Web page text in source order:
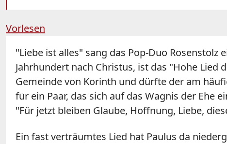
Vorlesen
"Liebe ist alles" sang das Pop-Duo
Jahrhundert nach Christus, ist das "Hohe Lied
Gemeinde von Korinth und dürfte der am
für ein Paar, das sich auf das Wagnis der Ehe
"Für jetzt bleiben Glaube, Hoffnung, Liebe,
Ein fast verträumtes Lied hat Paulus da